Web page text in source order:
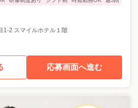
1-2 スマイルホテル１階
応募画面へ進む